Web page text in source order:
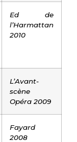
Ed de
l’Harmattan
2010
L’Avant-
scène
Opéra 2009
Fayard
2008